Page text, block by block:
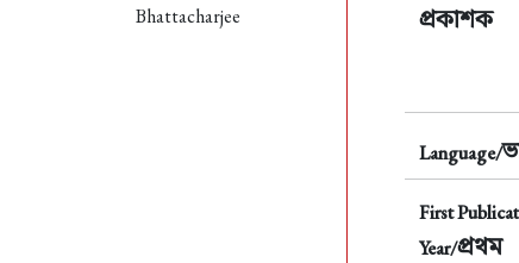
Bhattacharjee
প্রকাশক
Language/
First
Year/প্রথম